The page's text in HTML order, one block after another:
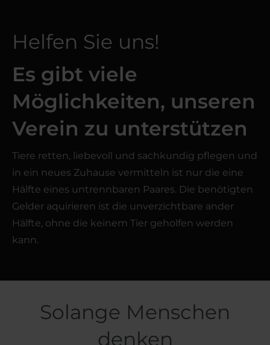
Helfen Sie uns!
Es gibt viele
Möglichkeiten, unseren
Verein zu unterstützen
Tiere retten, liebevoll und sachkundig pflegen und
in ein neues Zuhause vermitteln ist nur die eine
Hälfte eines untrennbaren Paares. Die benötigten
Gelder aquirieren ist die unverzichtbare ander
Hälfte, ohne die keinem Tier geholfen werden
kann.
Solange Menschen
denken